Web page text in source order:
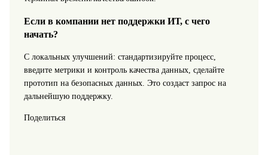
Если в компании нет поддержки ИТ, с чего
начать?
С локальных улучшений: стандартизируйте процесс,
введите метрики и контроль качества данных, сделайте
прототип на безопасных данных. Это создаст запрос на
дальнейшую поддержку.
Поделиться